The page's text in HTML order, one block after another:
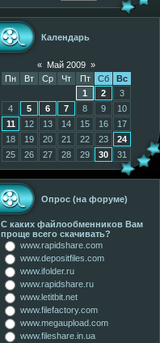
Календарь
« Май 2009 »
Пн
Вт Ср Чт Пт Сб
Вс
1
2
3
4
5 6 7 8 9
10
11
12 13 14 15 16
17
18
19 20 21 22 23
24
25
26 27 28 29 30 31
Опрос (на форуме)
С каких файлообменников Вам
проще всего скачивать?
www.rapidshare.com
www.depositfiles.com
www.ifolder.ru
www.rapidshare.ru
www.letitbit.net
www.filefactory.com
www.megaupload.com
www.fileshare.in.ua